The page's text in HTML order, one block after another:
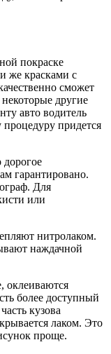
покраске
же красками с
сможет
другие
авто водитель
придется
гарантировано.
Для
или
нитролаком.
наждачной
оклеиваются
более доступный
кузова
лаком. Это
проще.